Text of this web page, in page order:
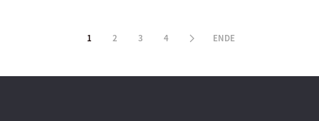
1 2 3 4 ENDE